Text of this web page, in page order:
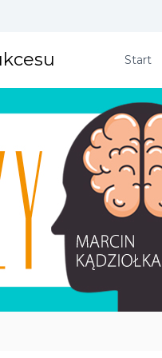
Start